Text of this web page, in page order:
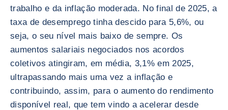
trabalho e da inflação moderada. No final de 2025, a
taxa de desemprego tinha descido para 5,6%, ou
seja, o seu nível mais baixo de sempre. Os
aumentos salariais negociados nos acordos
coletivos atingiram, em média, 3,1% em 2025,
ultrapassando mais uma vez a inflação e
contribuindo, assim, para o aumento do rendimento
disponível real, que tem vindo a acelerar desde